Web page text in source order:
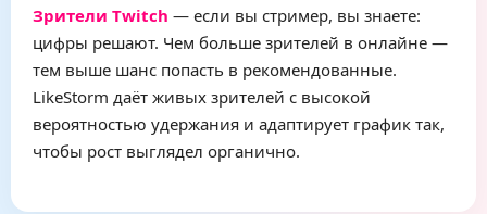
Зрители Twitch — если вы стример, вы знаете:
цифры решают. Чем больше зрителей в онлайне —
тем выше шанс попасть в рекомендованные.
LikeStorm даёт живых зрителей с высокой
вероятностью удержания и адаптирует график так,
чтобы рост выглядел органично.